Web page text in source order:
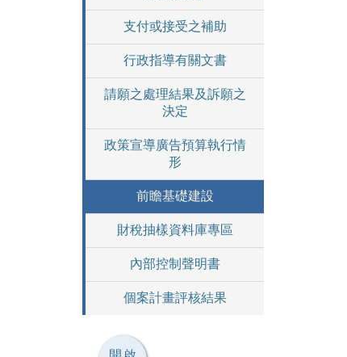
支付或接受之補助
行政指導有關文書
請願之處理結果及訴願之
決定
政策宣導廣告預算執行情
形
前瞻基礎建設
財稅抽樣資料庫專區
內部控制聲明書
個案計畫評核結果